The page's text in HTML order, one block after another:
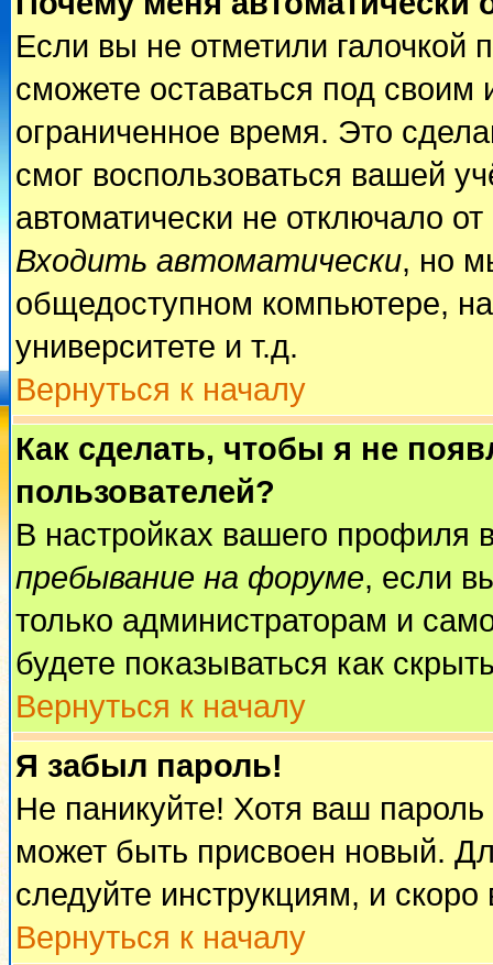
Если вы не отметили галочкой
сможете оставаться под
ограниченное время. Это
смог воспользоваться вашей
автоматически не отключало
Входить автоматически, но
общедоступном компьютере,
университете и т.д.
Вернуться к началу
Как сделать, чтобы я не
пользователей?
В настройках вашего профиля
пребывание на форуме, если
только администраторам и
будете показываться как
Вернуться к началу
Я забыл пароль!
Не паникуйте! Хотя ваш
может быть присвоен новый.
следуйте инструкциям, и
Вернуться к началу